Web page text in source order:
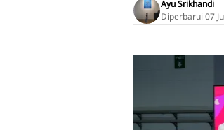
Ayu Srikhandi
Diperbarui 07